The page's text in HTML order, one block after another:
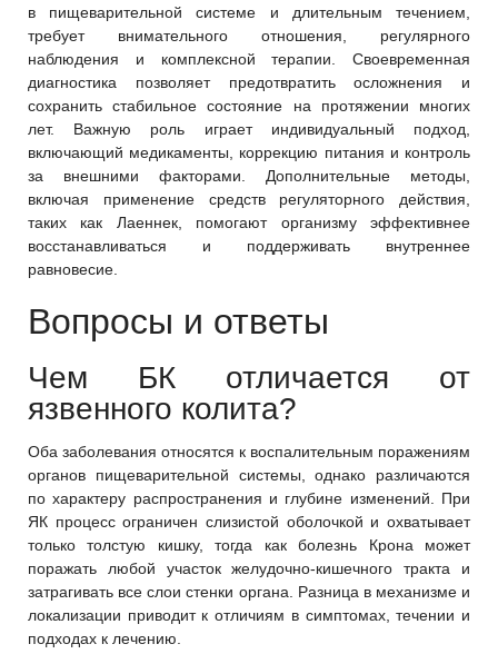
в пищеварительной системе и длительным течением,
требует внимательного отношения, регулярного
наблюдения и комплексной терапии. Своевременная
диагностика позволяет предотвратить осложнения и
сохранить стабильное состояние на протяжении многих
лет. Важную роль играет индивидуальный подход,
включающий медикаменты, коррекцию питания и контроль
за внешними факторами. Дополнительные методы,
включая применение средств регуляторного действия,
таких как Лаеннек, помогают организму эффективнее
восстанавливаться и поддерживать внутреннее
равновесие.
Вопросы и ответы
Чем БК отличается от
язвенного колита?
Оба заболевания относятся к воспалительным поражениям
органов пищеварительной системы, однако различаются
по характеру распространения и глубине изменений. При
ЯК процесс ограничен слизистой оболочкой и охватывает
только толстую кишку, тогда как болезнь Крона может
поражать любой участок желудочно-кишечного тракта и
затрагивать все слои стенки органа. Разница в механизме и
локализации приводит к отличиям в симптомах, течении и
подходах к лечению.